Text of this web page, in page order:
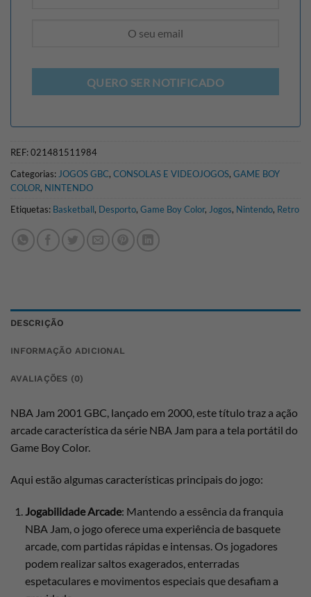
QUERO SER NOTIFICADO
REF:021481511984
Categorias:JOGOS GBC, CONSOLAS E VIDEOJOGOS, GAME BOY
COLOR, NINTENDO
Etiquetas: Basketball, Desporto, Game Boy Color, Jogos, Nintendo, Retro
DESCRIÇÃO
INFORMAÇÃO ADICIONAL
AVALIAÇÕES (0)
NBA Jam 2001 GBC, lançado em 2000, este título traz a ação
arcade característica da série NBA Jam para a tela portátil do
Game Boy Color.
Aqui estão algumas características principais do jogo:
Jogabilidade Arcade: Mantendo a essência da franquia
NBA Jam, o jogo oferece uma experiência de basquete
arcade, com partidas rápidas e intensas. Os jogadores
podem realizar saltos exagerados, enterradas
espetaculares e movimentos especiais que desafiam a